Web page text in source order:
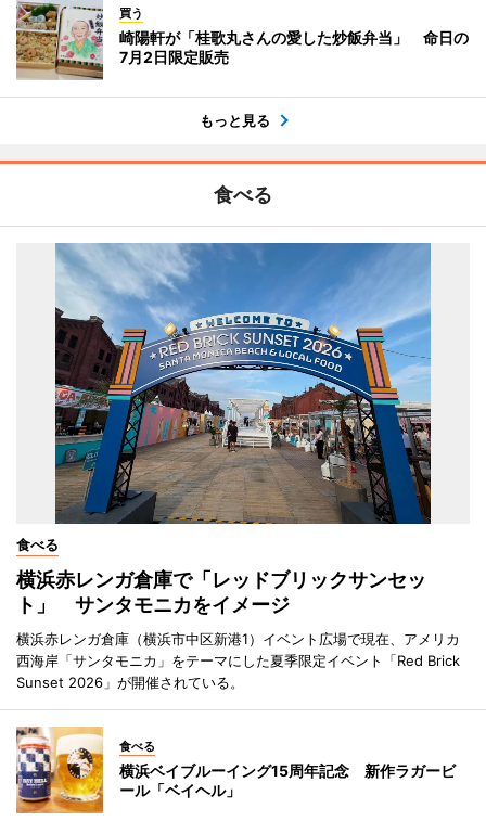
買う
崎陽軒が「桂歌丸さんの愛した炒飯弁当」 命日の
7月2日限定販売
もっと見る
食べる
食べる
横浜赤レンガ倉庫で「レッドブリックサンセッ
ト」 サンタモニカをイメージ
横浜赤レンガ倉庫（横浜市中区新港1）イベント広場で現在、アメリカ
西海岸「サンタモニカ」をテーマにした夏季限定イベント「Red Brick
Sunset 2026」が開催されている。
食べる
横浜ベイブルーイング15周年記念 新作ラガービ
ール「ベイヘル」